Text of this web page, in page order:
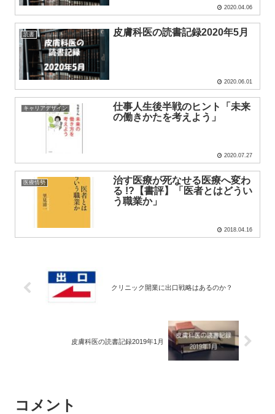
2020.04.06
読書 皮膚科医の読書記録2020年5月
2020.06.01
キャリアデザイン
仕事人生後半戦のヒント「未来
の働きかたを考えよう」
2020.07.27
医療情勢
治す医療が死なせる医療へ変わ
る !?【書評】「医者とはどうい
う職業か」
2018.04.16
クリニック開業に出口戦略はあるのか？
皮膚科医の読書記録2019年1月
コメント